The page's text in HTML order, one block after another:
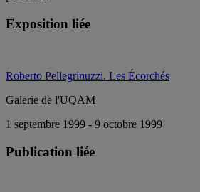
Exposition liée
Roberto Pellegrinuzzi. Les Écorchés
Galerie de l'UQAM
1 septembre 1999 - 9 octobre 1999
Publication liée